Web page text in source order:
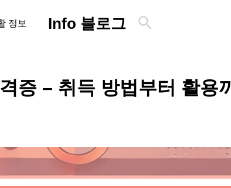
정보 Info 블로그
검
증 – 취득 방법부터 활용